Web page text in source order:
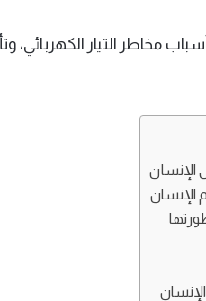
مخاطر التيار الكهربائي،
الإنسان
الإنسان
الإنسان